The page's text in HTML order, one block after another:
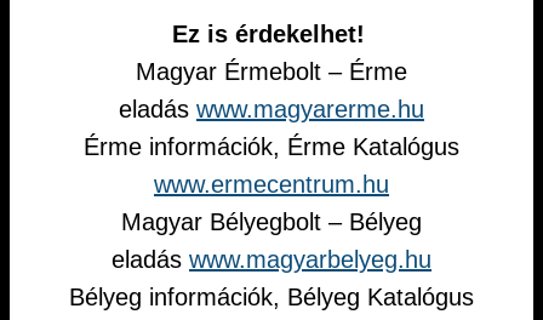
Ez is érdekelhet!
Magyar Érmebolt – Érme
eladás www.magyarerme.hu
Érme információk, Érme Katalógus
www.ermecentrum.hu
Magyar Bélyegbolt – Bélyeg
eladás www.magyarbelyeg.hu
Bélyeg információk, Bélyeg Katalógus